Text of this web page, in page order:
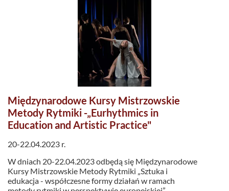
Międzynarodowe Kursy Mistrzowskie
Metody Rytmiki -„Eurhythmics in
Education and Artistic Practice"
20-22.04.2023 r.
W dniach 20-22.04.2023 odbędą się Międzynarodowe
Kursy Mistrzowskie Metody Rytmiki „Sztuka i
edukacja - współczesne formy działań w ramach